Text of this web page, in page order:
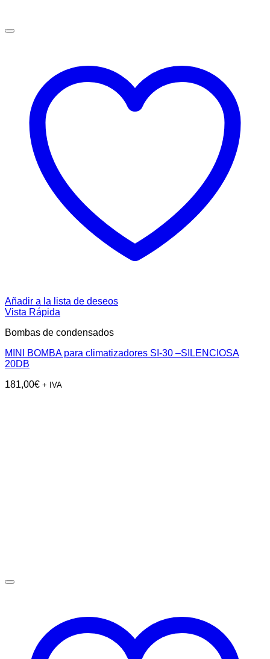
Añadir a la lista de deseos
Vista Rápida
Bombas de condensados
MINI BOMBA para climatizadores SI-30 –SILENCIOSA
20DB
181,00€ + IVA